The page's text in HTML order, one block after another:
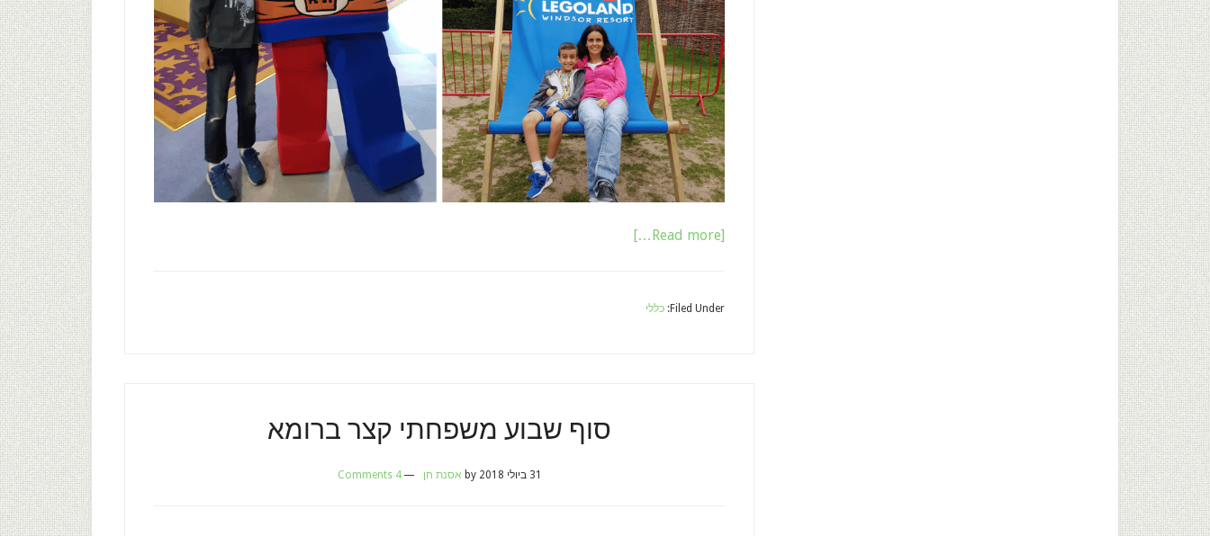
[Read more…]
Filed Under: כללי
סוף שבוע משפחתי קצר ברומא
31 ביולי 2018 by אסנת חן 4 Comments